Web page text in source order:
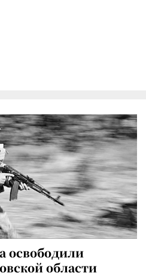
освободили
области